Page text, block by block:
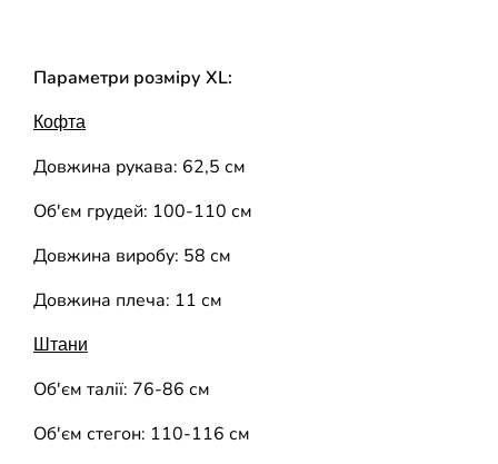
Параметри розміру XL:
Кофта
Довжина рукава: 62,5 см
Об'єм грудей: 100-110 см
Довжина виробу: 58 см
Довжина плеча: 11 см
Штани
Об'єм талії: 76-86 см
Об'єм стегон: 110-116 см